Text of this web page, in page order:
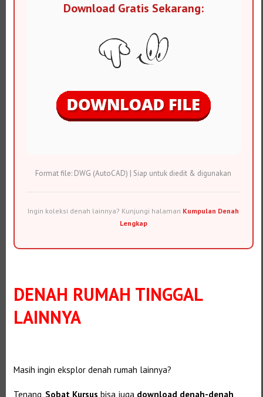
Download Gratis Sekarang:
Format file: DWG (AutoCAD) | Siap untuk diedit & digunakan
Ingin koleksi denah lainnya? Kunjungi halaman Kumpulan Denah
Lengkap
DENAH RUMAH TINGGAL
LAINNYA
Masih ingin eksplor denah rumah lainnya?
Tenang, Sobat Kursus bisa juga download denah-denah